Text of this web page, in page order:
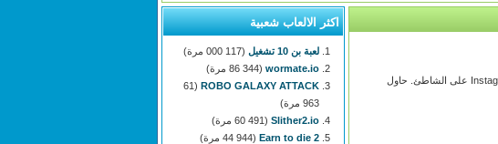
العب لعبة مغامرات الوسائط الاجتماعية الخاصة بـ Crystal and noelle على 250games.com. تابع Crystal و Noelle في مغامرتهم على Instagram على الشاطئ. حاول
اكثر الالعاب شعبية
لعبة بن 10 تشغيل
(117 000 مرة)
wormate.io (86 344 مرة)
ROBO GALAXY ATTACK
(61
963 مرة)
Slither2.io (60 491 مرة)
Earn to die 2 (44 944 مرة)